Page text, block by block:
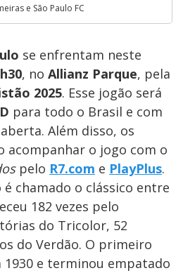
e São Paulo FC
se enfrentam neste
, no Allianz Parque, pela
2025. Esse jogão será
para todo o Brasil e com
Além disso, os
acompanhar o jogo com o
pelo R7.com e PlayPlus.
é chamado o clássico entre
182 vezes pelo
do Tricolor, 52
do Verdão. O primeiro
1930 e terminou empatado